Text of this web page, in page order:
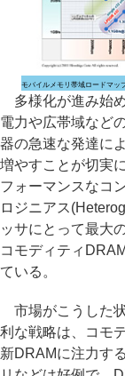
モバイルメモリ帯域ロードマッ
多様化が進み始
電力や広帯域など
器の急速な発達に
増やすことが切実
フォーマンスなコ
ロジニアス
ッサにとって最大
コモディティ
ている。
市場がこうした
利な戦略は、コモ
新DRAMに注力す